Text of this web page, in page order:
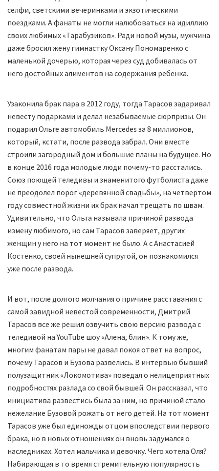
селфи, светскими вечеринками и экзотическими
поездками. А фанаты не могли налюбоваться на идиллию
своих любимых «Тарабузиков». Ради новой музы, мужчина
даже бросил жену гимнастку Оксану Пономаренко с
маленькой дочерью, которая через суд добивалась от
него достойных алиментов на содержания ребенка.
Узаконила брак пара в 2012 году, тогда Тарасов задаривал
невесту подарками и делал незабываемые сюрпризы. Он
подарил Ольге автомобиль Mercedes за 8 миллионов,
который, кстати, после развода забрал. Они вместе
строили загородный дом и большие планы на будущее. Но
в конце 2016 года молодые люди почему-то расстались.
Союз поющей теледивы и знаменитого футболиста даже
не преодолел порог «деревянной свадьбы», на четвертом
году совместной жизни их брак начал трещать по швам.
Удивительно, что Ольга называла причиной развода
измену любимого, но сам Тарасов заверяет, других
женщин у него на тот момент не было. А с Анастасией
Костенко, своей нынешней супругой, он познакомился
уже после развода.
И вот, после долгого молчания о причине расставания с
самой завидной невестой современности, Дмитрий
Тарасов все же решил озвучить свою версию развода с
теледивой на YouTube шоу «Алена, блин». К тому же,
многим фанатам пары не давал покоя ответ на вопрос,
почему Тарасов и Бузова развелись. В интервью бывший
полузащитник «Локомотива» поведал о нелицеприятных
подробностях разлада со свой бывшей. Он рассказал, что
инициатива развестись была за ним, но причиной стало
нежелание Бузовой рожать от него детей. На тот момент
Тарасов уже был единожды отцом впоследствии первого
брака, но в новых отношениях он вновь задумался о
наследниках. Хотел мальчика и девочку. Чего хотела Оля?
Набирающая в то время стремительную популярность